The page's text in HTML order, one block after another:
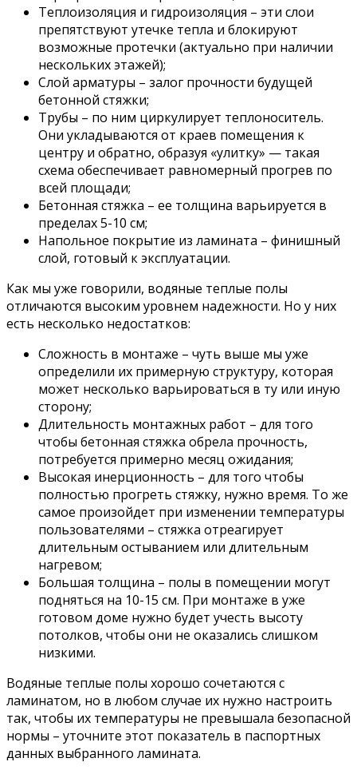
Теплоизоляция и гидроизоляция – эти слои
препятствуют утечке тепла и блокируют
возможные протечки (актуально при наличии
нескольких этажей);
Слой арматуры – залог прочности будущей
бетонной стяжки;
Трубы – по ним циркулирует теплоноситель.
Они укладываются от краев помещения к
центру и обратно, образуя «улитку» — такая
схема обеспечивает равномерный прогрев по
всей площади;
Бетонная стяжка – ее толщина варьируется в
пределах 5-10 см;
Напольное покрытие из ламината – финишный
слой, готовый к эксплуатации.
Как мы уже говорили, водяные теплые полы
отличаются высоким уровнем надежности. Но у них
есть несколько недостатков:
Сложность в монтаже – чуть выше мы уже
определили их примерную структуру, которая
может несколько варьироваться в ту или иную
сторону;
Длительность монтажных работ – для того
чтобы бетонная стяжка обрела прочность,
потребуется примерно месяц ожидания;
Высокая инерционность – для того чтобы
полностью прогреть стяжку, нужно время. То же
самое произойдет при изменении температуры
пользователями – стяжка отреагирует
длительным остыванием или длительным
нагревом;
Большая толщина – полы в помещении могут
подняться на 10-15 см. При монтаже в уже
готовом доме нужно будет учесть высоту
потолков, чтобы они не оказались слишком
низкими.
Водяные теплые полы хорошо сочетаются с
ламинатом, но в любом случае их нужно настроить
так, чтобы их температуры не превышала безопасной
нормы – уточните этот показатель в паспортных
данных выбранного ламината.